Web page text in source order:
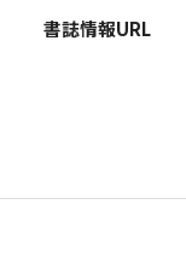
書誌情報URL